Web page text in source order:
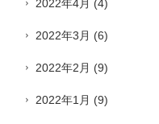
2022年4月 (4)
2022年3月 (6)
2022年2月 (9)
2022年1月 (9)